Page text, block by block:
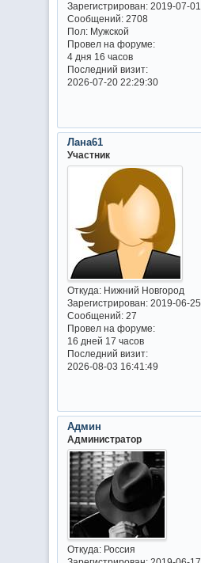
Зарегистрирован: 2019-07-01
Сообщений:2708
Пол:Мужской
Провел на форуме:
4 дня 16 часов
Последний визит:
2026-07-20 22:29:30
Лана61
Участник
Откуда:Нижний Новгород
Зарегистрирован: 2019-06-25
Сообщений:27
Провел на форуме:
16 дней 17 часов
Последний визит:
2026-08-03 16:41:49
Админ
Администратор
Откуда:Россия